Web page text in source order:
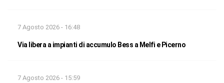
7 Agosto 2026 - 16:48
Via libera a impianti di accumulo Bess a Melfi e Picerno
7 Agosto 2026 - 15:59